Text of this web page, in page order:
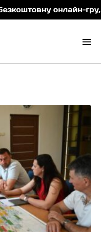
онлайн-гру, яка